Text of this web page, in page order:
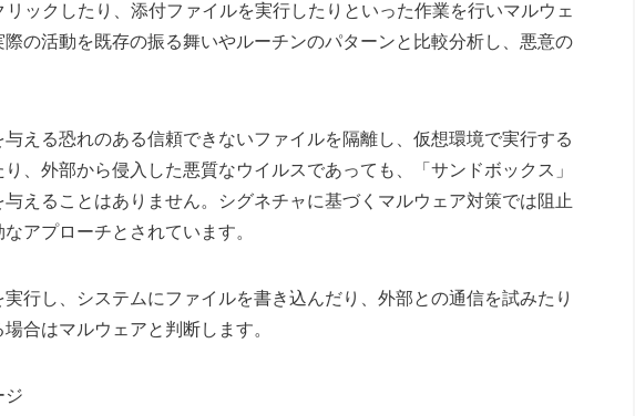
リックしたり、添付ファイルを実行したりといった作業を行いマルウェ
の活動を既存の振る舞いやルーチンのパターンと比較分析し、悪意の
える恐れのある信頼できないファイルを隔離し、仮想環境で実行する
、外部から侵入した悪質なウイルスであっても、「サンドボックス」
えることはありません。シグネチャに基づくマルウェア対策では阻止
アプローチとされています。
行し、システムにファイルを書き込んだり、外部との通信を試みたり
合はマルウェアと判断します。
ジ